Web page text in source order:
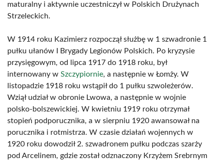
maturalny i aktywnie uczestniczył w Polskich Drużynach
Strzeleckich.
W 1914 roku Kazimierz rozpoczął służbę w 1 szwadronie 1
pułku ułanów I Brygady Legionów Polskich. Po kryzysie
przysięgowym, od lipca 1917 do 1918 roku, był
internowany w Szczypiornie, a następnie w Łomży. W
listopadzie 1918 roku wstąpił do 1 pułku szwoleżerów.
Wziął udział w obronie Lwowa, a następnie w wojnie
polsko-bolszewickiej. W kwietniu 1919 roku otrzymał
stopień podporucznika, a w sierpniu 1920 awansował na
porucznika i rotmistrza. W czasie działań wojennych w
1920 roku dowodził 2. szwadronem pułku podczas szarży
pod Arcelinem, gdzie został odznaczony Krzyżem Srebrnym